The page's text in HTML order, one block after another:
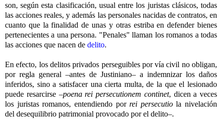
son, según esta clasificación, usual entre los juristas clásicos, todas
las acciones reales, y además las personales nacidas de contratos, en
cuanto que la finalidad de unas y otras estriba en defender bienes
pertenecientes a una persona. "Penales" llaman los romanos a todas
las acciones que nacen de delito.
En efecto, los delitos privados perseguibles por vía civil no obligan,
por regla general –antes de Justiniano– a indemnizar los daños
inferidos, sino a satisfacer una cierta multa, de la que el lesionado
puede resarcirse –poena rei persecutionem continet, dicen a veces
los juristas romanos, entendiendo porrei persecutiola nivelación
del desequilibrio patrimonial provocado por el delito–.